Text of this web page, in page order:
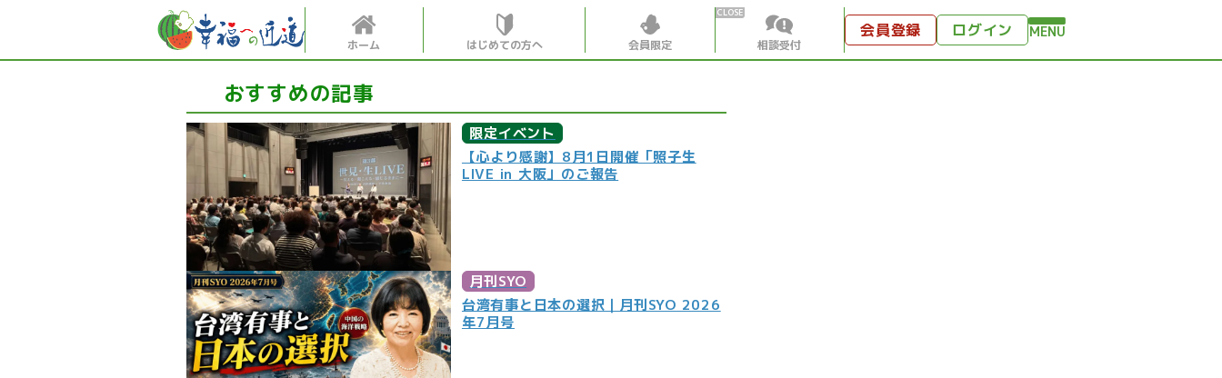
MENU
ホーム はじめての方へ 会員限定 相談受付
会員登録 ログイン
おすすめの記事
限定イベント
【心より感謝】8月1日開催「照子生
LIVE in 大阪」のご報告
月刊SYO
台湾有事と日本の選択｜月刊SYO 2026
年7月号